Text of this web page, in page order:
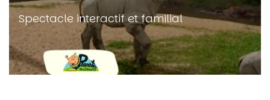
Spectacle interactif et familial